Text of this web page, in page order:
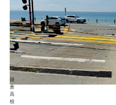
鎌
倉
高
校